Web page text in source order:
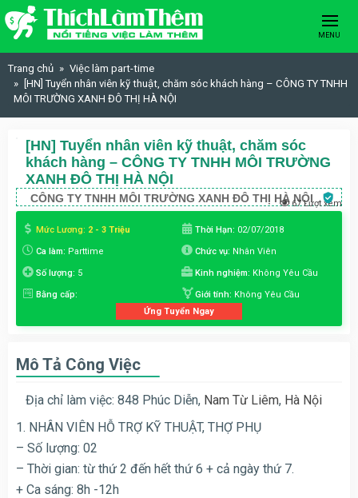
Skip to content
MENU
Trang chủ
Việc làm part-time
[HN] Tuyển nhân viên kỹ thuật, chăm sóc khách hàng – CÔNG TY TNHH
MÔI TRƯỜNG XANH ĐÔ THỊ HÀ NỘI
[HN] Tuyển nhân viên kỹ thuật, chăm sóc
khách hàng – CÔNG TY TNHH MÔI TRƯỜNG
XANH ĐÔ THỊ HÀ NỘI
CÔNG TY TNHH MÔI TRƯỜNG XANH ĐÔ THỊ HÀ NỘI67 Lượt xem
Mức Lương: 2 - 3 Triệu Thời Hạn: 02/07/2018
Ca làm: Parttime Chức vụ: Nhân Viên
Số lượng: 5 Kinh nghiệm: Không Yêu Cầu
Bằng cấp: Giới tính: Không Yêu Cầu
Ứng Tuyển Ngay
Mô Tả Công Việc
Địa chỉ làm việc: 848 Phúc Diễn, Nam Từ Liêm, Hà Nội
1. NHÂN VIÊN HỖ TRỢ KỸ THUẬT, THỢ PHỤ
– Số lượng: 02
– Thời gian: từ thứ 2 đến hết thứ 6 + cả ngày thứ 7.
+ Ca sáng: 8h -12h